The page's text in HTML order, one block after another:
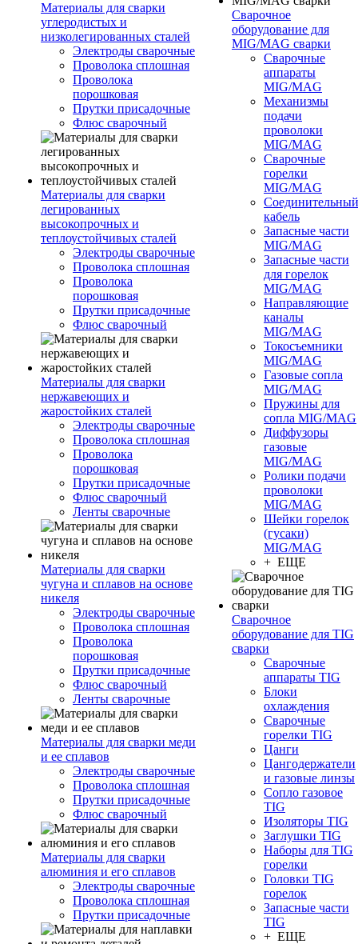
Материалы для сварки
углеродистых и
низколегированных сталей
Электроды сварочные
Проволока сплошная
Проволока
порошковая
Прутки присадочные
Флюс сварочный
Материалы для сварки
легированных
высокопрочных и
теплоустойчивых сталей
Электроды сварочные
Проволока сплошная
Проволока
порошковая
Прутки присадочные
Флюс сварочный
Материалы для сварки
нержавеющих и
жаростойких сталей
Электроды сварочные
Проволока сплошная
Проволока
порошковая
Прутки присадочные
Флюс сварочный
Ленты сварочные
Материалы для сварки
чугуна и сплавов на основе
никеля
Электроды сварочные
Проволока сплошная
Проволока
порошковая
Прутки присадочные
Флюс сварочный
Ленты сварочные
Материалы для сварки меди
и ее сплавов
Электроды сварочные
Проволока сплошная
Прутки присадочные
Флюс сварочный
Материалы для сварки
алюминия и его сплавов
Электроды сварочные
Проволока сплошная
Прутки присадочные
Сварочное
оборудование для
MIG/MAG сварки
Сварочные
аппараты
MIG/MAG
Механизмы
подачи
проволоки
MIG/MAG
Сварочные
горелки
MIG/MAG
Соединительный
кабель
Запасные части
MIG/MAG
Запасные части
для горелок
MIG/MAG
Направляющие
каналы
MIG/MAG
Токосъемники
MIG/MAG
Газовые сопла
MIG/MAG
Пружины для
сопла MIG/MAG
Диффузоры
газовые
MIG/MAG
Ролики подачи
проволоки
MIG/MAG
Шейки горелок
(гусаки)
MIG/MAG
+ ЕЩЕ
Сварочное
оборудование для TIG
сварки
Сварочные
аппараты TIG
Блоки
охлаждения
Сварочные
горелки TIG
Цанги
Цангодержатели
и газовые линзы
Сопло газовое
TIG
Изоляторы TIG
Заглушки TIG
Наборы для TIG
горелки
Головки TIG
горелок
Запасные части
TIG
+ ЕЩЕ